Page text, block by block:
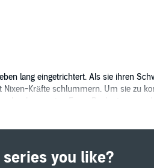
lang eingetrichtert. Als sie ihren
Kräfte schlummern. Um sie zu
charmanten Faun. Doch etwas –
series you like?